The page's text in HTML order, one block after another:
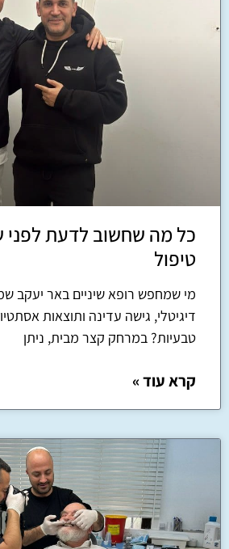
כל מה שחשוב לדעת לפני
טיפול
מי שמחפש רופא שיניים באר יעקב
דיגיטלי, גישה עדינה ותוצאות
טבעיות? במרחק קצר מבית, ניתן
קרא עוד »